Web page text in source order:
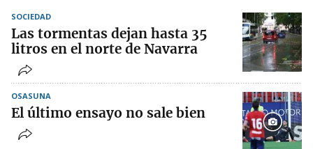
SOCIEDAD
Las tormentas dejan hasta 35
litros en el norte de Navarra
OSASUNA
El último ensayo no sale bien